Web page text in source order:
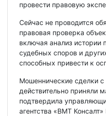
провести правовую
Сейчас не проводится
правовая проверка
включая анализ истории
судебных споров и
способных привести к
Мошеннические сделки
действительно приняли
подтвердила
агентства «ВМТ